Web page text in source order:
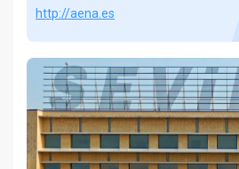
http://aena.es